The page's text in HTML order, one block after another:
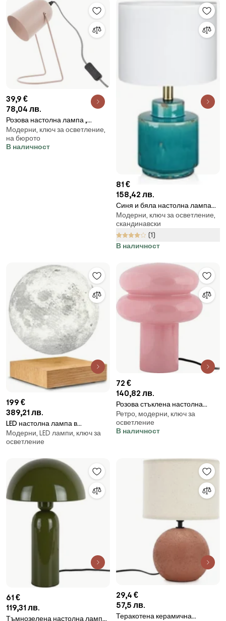
39,9 €
78,04 лв.
Розова настолна лампа ,
височина 30 cm Enchant -
Leitmotiv
Модерни, ключ за осветление,
на бюрото
В наличност
81 €
158,42 лв.
Синя и бяла настолна лампа
Cous - Markslöjd
Модерни, ключ за осветление,
скандинавски
(1)
В наличност
199 €
389,21 лв.
LED настолна лампа в
естествен цвят (височина 14
cm) Moon – Gingko
Модерни, LED лампи, ключ за
осветление
72 €
140,82 лв.
Розова стъклена настолна
лампа (височина 24 cm)
Incesante – Leitmotiv
Ретро, модерни, ключ за
осветление
В наличност
61 €
119,31 лв.
Тъмнозелена настолна лампа
29,4 €
57,5 лв.
Теракотена керамична